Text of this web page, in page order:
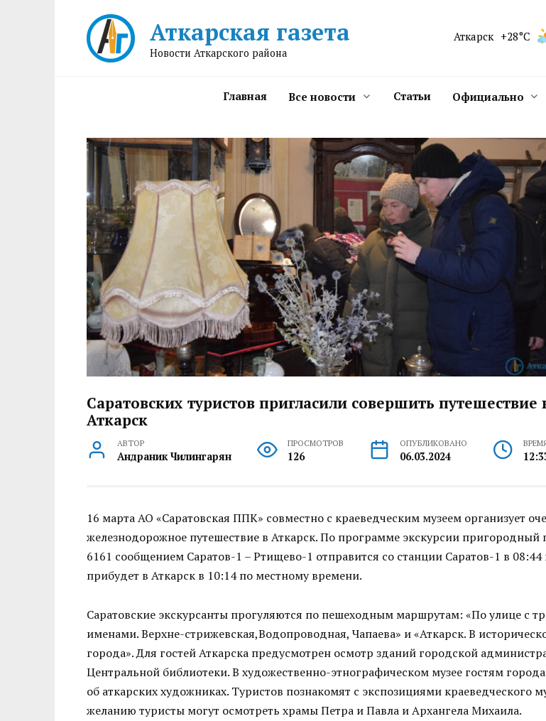
Аткарская газета
Новости Аткарского района
Аткарск +28°C
Главная Все новости Статьи Официально
Саратовских туристов пригласили совершить путешествие
Аткарск
АВТОР
Андраник Чилингарян
ПРОСМОТРОВ
126
ОПУБЛИКОВАНО
06.03.2024
16 марта АО «Саратовская ППК» совместно с краеведческим музеем организует
железнодорожное путешествие в Аткарск. По программе экскурсии
6161 сообщением Саратов-1 – Ртищево-1 отправится со станции Саратов-1 в 08:44
прибудет в Аткарск в 10:14 по местному времени.
Саратовские экскурсанты прогуляются по пешеходным маршрутам: «По улице с
именами. Верхне-стрижевская,Водопроводная, Чапаева» и «Аткарск. В
города». Для гостей Аткарска предусмотрен осмотр зданий городской
Центральной библиотеки. В художественно-этнографическом музее гостям
об аткарских художниках. Туристов познакомят с экспозициями краеведческого
желанию туристы могут осмотреть храмы Петра и Павла и Архангела Михаила.